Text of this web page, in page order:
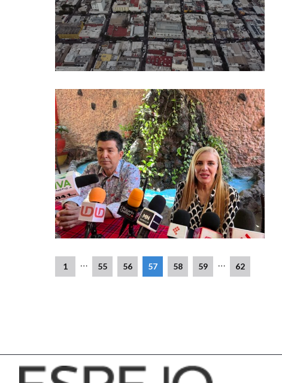
1 … 55 56 57 58 59 … 62